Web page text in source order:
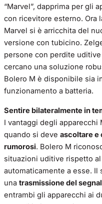
“Marvel”, dapprima per gli
con ricevitore esterno. Ora
Marvel si è arricchita del
versione con tubicino.
persone con perdite
cercano una soluzione
Bolero M è disponibile sia
funzionamento a batteria.
Sentire bilateralmente in
I vantaggi degli
quando si deve ascoltare e
rumorosi. Bolero M
situazioni uditive rispetto
automaticamente a esse. Il
una trasmissione del
entrambi gli apparecchi ai